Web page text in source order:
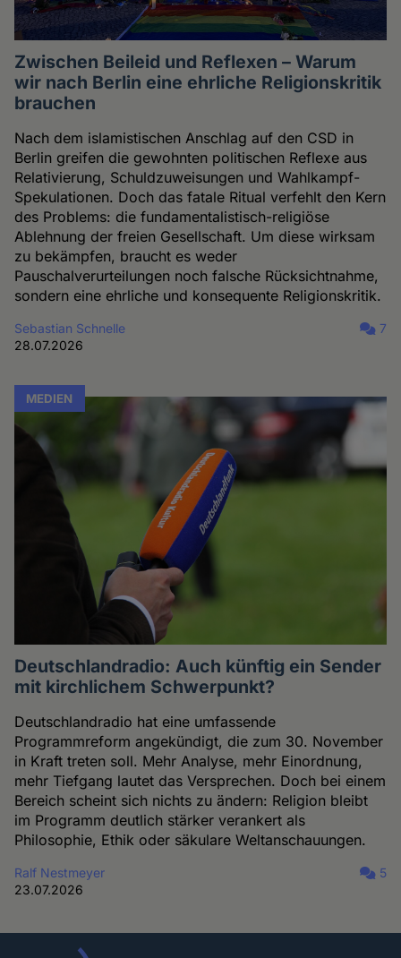
Zwischen Beileid und Reflexen – Warum
wir nach Berlin eine ehrliche Religionskritik
brauchen
Nach dem islamistischen Anschlag auf den CSD in
Berlin greifen die gewohnten politischen Reflexe aus
Relativierung, Schuldzuweisungen und Wahlkampf-
Spekulationen. Doch das fatale Ritual verfehlt den Kern
des Problems: die fundamentalistisch-religiöse
Ablehnung der freien Gesellschaft. Um diese wirksam
zu bekämpfen, braucht es weder
Pauschalverurteilungen noch falsche Rücksichtnahme,
sondern eine ehrliche und konsequente Religionskritik.
Sebastian Schnelle
28.07.2026
7
MEDIEN
Deutschlandradio: Auch künftig ein Sender
mit kirchlichem Schwerpunkt?
Deutschlandradio hat eine umfassende
Programmreform angekündigt, die zum 30. November
in Kraft treten soll. Mehr Analyse, mehr Einordnung,
mehr Tiefgang lautet das Versprechen. Doch bei einem
Bereich scheint sich nichts zu ändern: Religion bleibt
im Programm deutlich stärker verankert als
Philosophie, Ethik oder säkulare Weltanschauungen.
Ralf Nestmeyer
23.07.2026
5